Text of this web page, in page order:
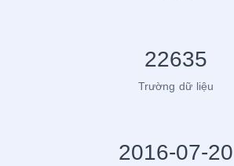
22635
Trường dữ liệu
2016-07-20